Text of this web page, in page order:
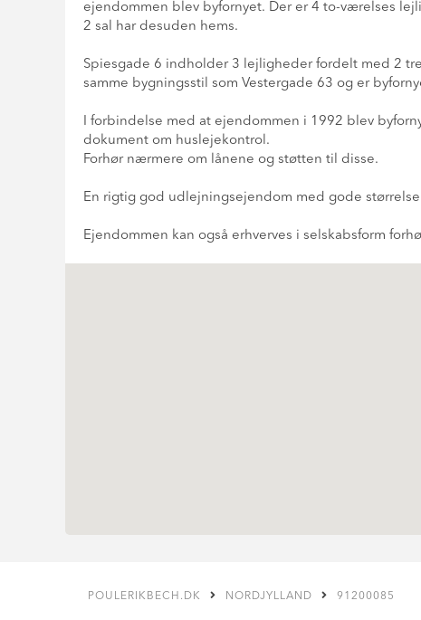
ejendommen blev byfornyet. Der er 4 to-værelses
2 sal har desuden hems.
Spiesgade 6 indholder 3 lejligheder fordelt med 2
samme bygningsstil som Vestergade 63 og er
I forbindelse med at ejendommen i 1992 blev
dokument om huslejekontrol.
Forhør nærmere om lånene og støtten til disse.
En rigtig god udlejningsejendom med gode
Ejendommen kan også erhverves i selskabsform
POULERIKBECH.DK NORDJYLLAND 91200085